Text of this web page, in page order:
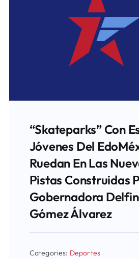
“Skateparks” Con
Jóvenes Del
Ruedan En Las
Pistas Construidas
Gobernadora
Gómez Álvarez
Categories: Deportes